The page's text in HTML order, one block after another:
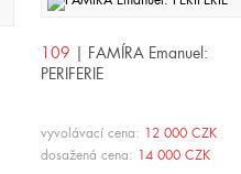
109 | FAMÍRA Emanuel:
PERIFERIE
vyvolávací cena: 12 000 CZK
dosažená cena: 14 000 CZK